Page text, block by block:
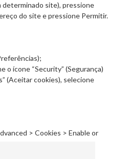
site), pressione
do site e pressione Permitir.
o ícone “Security” (Segurança)
(Aceitar cookies), selecione
> Cookies > Enable or